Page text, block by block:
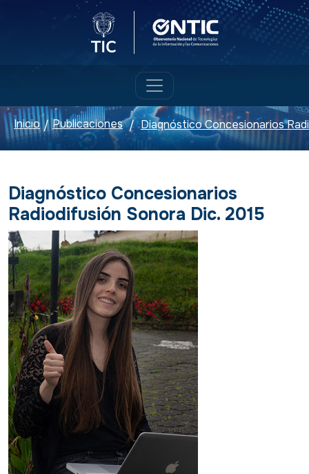
Logo del Ministerio TICLogo ONTIC
Inicio / Publicaciones /
Diagnóstico Concesionarios
Radiodifusión Sonora Dic. 2015